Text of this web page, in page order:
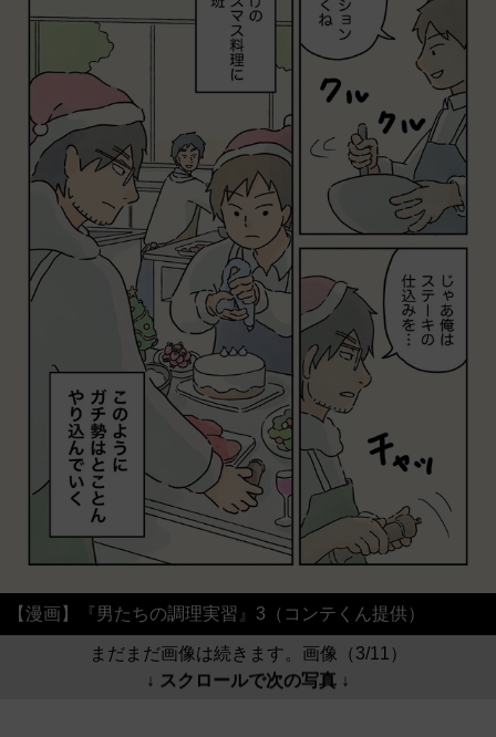
【漫画】『男たちの調理実習』3（コンテくん提供）
まだまだ画像は続きます。画像（3/11）
↓ スクロールで次の写真 ↓